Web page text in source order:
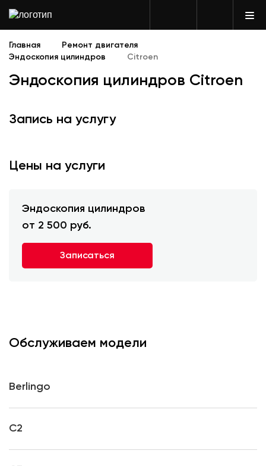
Главная
Ремонт двигателя
Эндоскопия цилиндров
Citroen
Эндоскопия цилиндров Citroen
Запись на услугу
Цены на услуги
Эндоскопия цилиндров
от 2 500 руб.
Записаться
Обслуживаем модели
Berlingo
C2